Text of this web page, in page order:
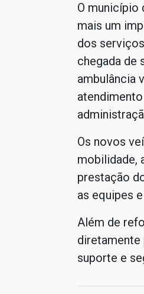
O município
mais um
dos
chegada de
ambulância
Os novos
mobilidade,
prestação
as equipes
Além de
diretamente
suporte e